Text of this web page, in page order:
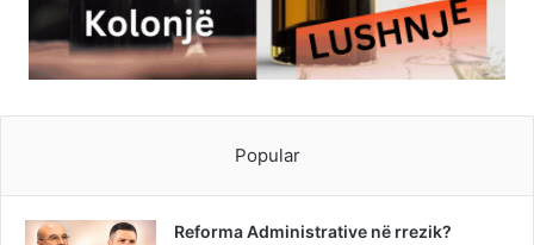
Popular
Reforma Administrative në rrezik?